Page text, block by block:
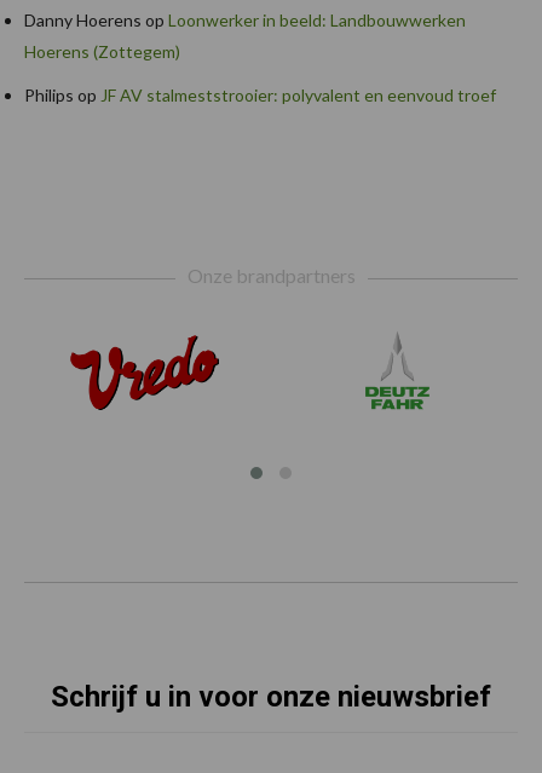
Danny Hoerens op Loonwerker in beeld: Landbouwwerken
Hoerens (Zottegem)
Philips op JF AV stalmeststrooier: polyvalent en eenvoud troef
Onze brandpartners
Schrijf u in voor onze nieuwsbrief